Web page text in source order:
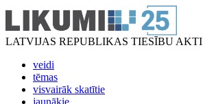
LATVIJAS REPUBLIKAS TIESĪBU AKTI
veidi
tēmas
visvairāk skatītie
jaunākie